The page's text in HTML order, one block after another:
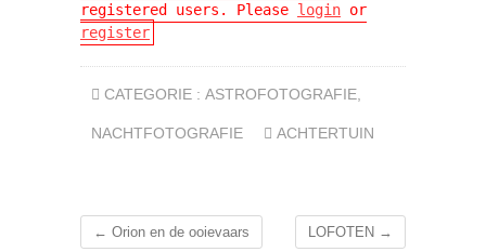
registered users. Please login or
register
CATEGORIE : ASTROFOTOGRAFIE
NACHTFOTOGRAFIE ACHTERTUIN
← Orion en de ooievaars LOFOTEN →